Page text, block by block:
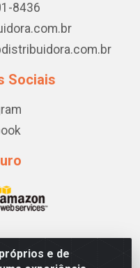
e de
8436
Sociais
1, LOTE 03/04 CJ A